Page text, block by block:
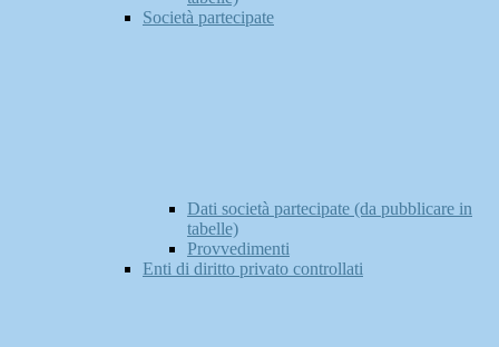
Società partecipate
Dati società partecipate (da pubblicare in
tabelle)
Provvedimenti
Enti di diritto privato controllati